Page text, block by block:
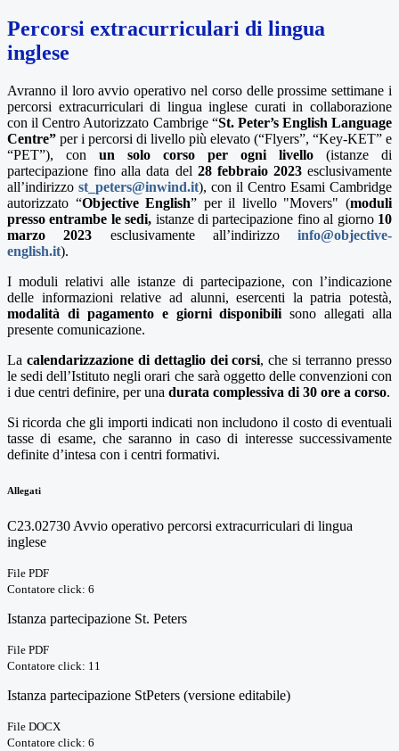
Percorsi extracurriculari di lingua
inglese
Avranno il loro avvio operativo nel corso delle prossime settimane i
percorsi extracurriculari di lingua inglese curati in collaborazione
con ilCentro Autorizzato Cambrige “St. Peter’s English Language
Centre” per i percorsi di livello più elevato (“Flyers”, “Key-KET” e
“PET”), con un solo corso per ogni livello (istanze di
partecipazione fino alla data del 28 febbraio 2023esclusivamente
all’indirizzo st_peters@inwind.it), con il Centro Esami Cambridge
autorizzato “Objective English” per il livello "Movers" (moduli
presso entrambe le sedi, istanze di partecipazione fino al giorno 10
marzo
2023 esclusivamente all’indirizzo info@objective-
english.it).
I moduli relativi alle istanze di partecipazione, con l’indicazione
delle informazioni relative ad alunni, esercenti la patria potestà,
modalità di pagamento e giorni disponibili sono allegati alla
presente comunicazione.
La calendarizzazione di dettaglio dei corsi, che si terranno presso
le sedi dell’Istituto negli orari che sarà oggetto delle convenzioni con
i due centri definire, per una durata complessiva di 30 ore a corso.
Si ricorda che gli importi indicati non includono il costo di eventuali
tasse di esame, che saranno in caso di interesse successivamente
definite d’intesa con i centri formativi.
Allegati
C23.02730 Avvio operativo percorsi extracurriculari di lingua
inglese
File PDF
Contatore click: 6
Istanza partecipazione St. Peters
File PDF
Contatore click: 11
Istanza partecipazione StPeters (versione editabile)
File DOCX
Contatore click: 6